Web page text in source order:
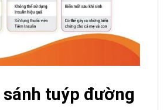
sánh tuýp đường